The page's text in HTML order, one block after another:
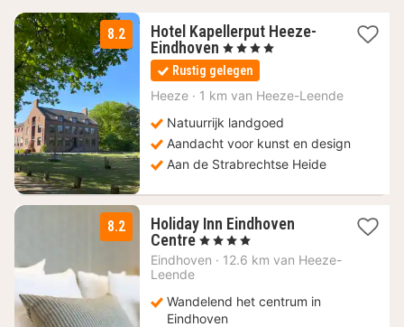
8.2
Hotel Kapellerput Heeze-
Eindhoven 1
nacht
vanaf
104
, 4 Sterren
Rustig gelegen
Heeze · 1 km van Heeze-Leende
Natuurrijk landgoed
Aandacht voor kunst en design
Aan de Strabrechtse Heide
8.2
Holiday Inn Eindhoven
Centre 2
nachten
€
, 4 Sterren
Eindhoven · 12.6 km van Heeze-
Leende
Wandelend het centrum in
Eindhoven